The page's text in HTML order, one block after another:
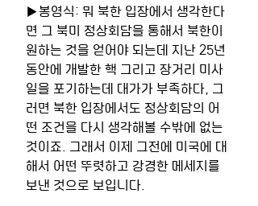
▶봉영식: 뭐 북한 입장에서 생각한다
면 그 북미 정상회담을 통해서 북한이
원하는 것을 얻어야 되는데 지난 25년
동안에 개발한 핵 그리고 장거리 미사
일을 포기하는데 대가가 부족하다, 그
러면 북한 입장에서도 정상회담의 어
떤 조건을 다시 생각해볼 수밖에 없는
것이죠. 그래서 이제 그전에 미국에 대
해서 어떤 뚜렷하고 강경한 메세지를
보낸 것으로 보입니다.